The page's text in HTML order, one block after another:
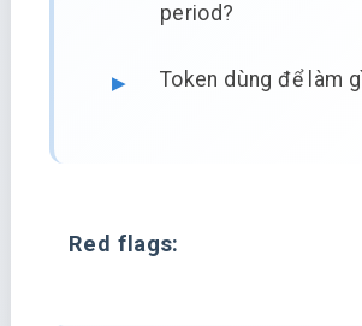
period?
Token dùng để làm
Red flags: